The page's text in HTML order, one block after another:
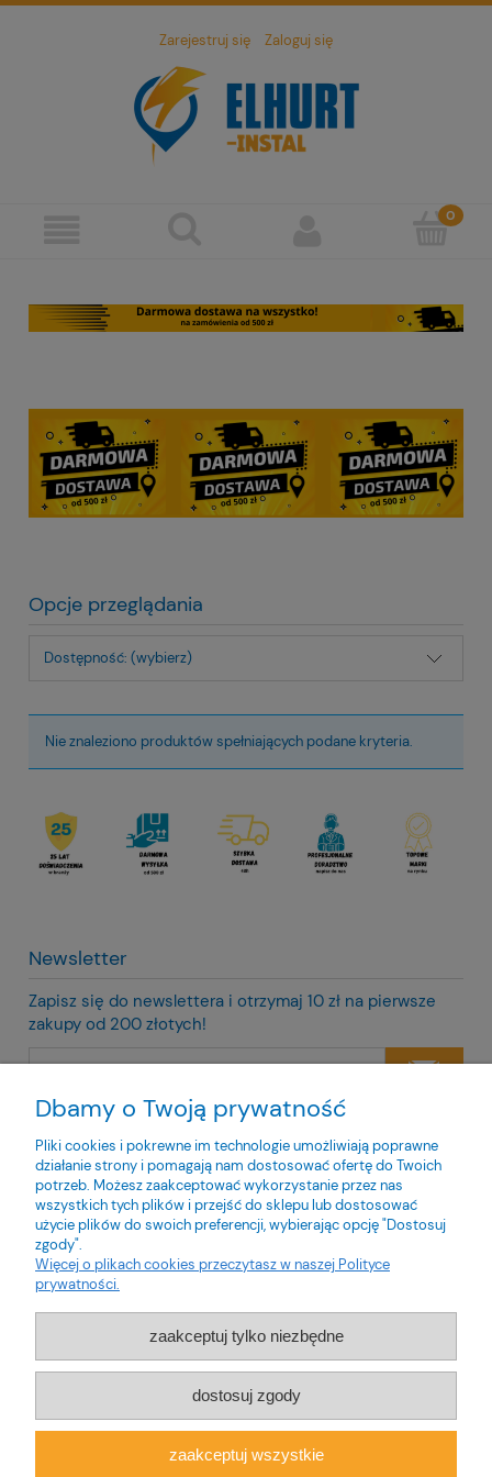
Zarejestruj się Zaloguj się
Opcje przeglądania
Dostępność: (wybierz)
Nie znaleziono produktów spełniających podane kryteria.
Newsletter
Zapisz się do newslettera i otrzymaj 10 zł na pierwsze
zakupy od 200 złotych!
Twoje dane będą przetwarzane zgodnie z nasząpolityką
prywatności
Pomoc
Moje konto
Dbamy o Twoją prywatność
Pliki cookies i pokrewne im technologie umożliwiają poprawne
działanie strony i pomagają nam dostosować ofertę do Twoich
potrzeb. Możesz zaakceptować wykorzystanie przez nas
wszystkich tych plików i przejść do sklepu lub dostosować
użycie plików do swoich preferencji, wybierając opcję "Dostosuj
zgody".
Więcej o plikach cookies przeczytasz w naszej Polityce
prywatności.
zaakceptuj tylko niezbędne
dostosuj zgody
zaakceptuj wszystkie